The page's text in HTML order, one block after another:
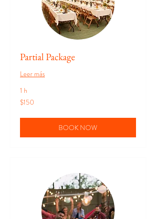
Partial Package
Leer más
1 h
150
pesos
$150
BOOK NOW